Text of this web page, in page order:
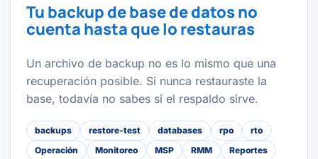
Tu backup de base de datos no
cuenta hasta que lo restauras
Un archivo de backup no es lo mismo que una
recuperación posible. Si nunca restauraste la
base, todavía no sabes si el respaldo sirve.
backups restore-test databases rpo
rto
Operación
Monitoreo MSP RMM Reportes